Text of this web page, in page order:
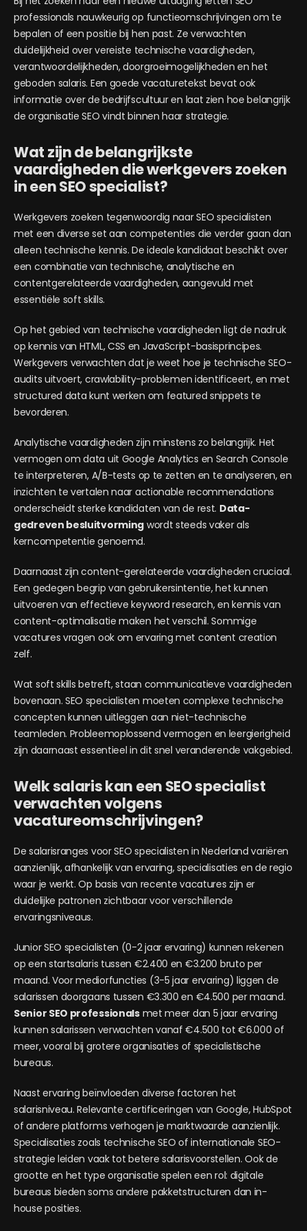
professionals nauwkeurig op functieomschrijvingen om te
bepalen of een positie bij hen past. Ze verwachten
duidelijkheid over vereiste technische vaardigheden,
verantwoordelijkheden, doorgroeimogelijkheden en het
geboden salaris. Een goede vacaturetekst bevat ook
informatie over de bedrijfscultuur en laat zien hoe belangrijk
de organisatie SEO vindt binnen haar strategie.
Wat zijn de belangrijkste
vaardigheden die werkgevers zoeken
in een SEO specialist?
Werkgevers zoeken tegenwoordig naar SEO specialisten
met een diverse set aan competenties die verder gaan dan
alleen technische kennis. De ideale kandidaat beschikt over
een combinatie van technische, analytische en
contentgerelateerde vaardigheden, aangevuld met
essentiële soft skills.
Op het gebied van technische vaardigheden ligt de nadruk
op kennis van HTML, CSS en JavaScript-basisprincipes.
Werkgevers verwachten dat je weet hoe je technische SEO-
audits uitvoert, crawlability-problemen identificeert, en met
structured data kunt werken om featured snippets te
bevorderen.
Analytische vaardigheden zijn minstens zo belangrijk. Het
vermogen om data uit Google Analytics en Search Console
te interpreteren, A/B-tests op te zetten en te analyseren, en
inzichten te vertalen naar actionable recommendations
onderscheidt sterke kandidaten van de rest. Data-
gedreven besluitvorming wordt steeds vaker als
kerncompetentie genoemd.
Daarnaast zijn content-gerelateerde vaardigheden cruciaal.
Een gedegen begrip van gebruikersintentie, het kunnen
uitvoeren van effectieve keyword research, en kennis van
content-optimalisatie maken het verschil. Sommige
vacatures vragen ook om ervaring met content creation
zelf.
Wat soft skills betreft, staan communicatieve vaardigheden
bovenaan. SEO specialisten moeten complexe technische
concepten kunnen uitleggen aan niet-technische
teamleden. Probleemoplossend vermogen en leergierigheid
zijn daarnaast essentieel in dit snel veranderende vakgebied.
Welk salaris kan een SEO specialist
verwachten volgens
vacatureomschrijvingen?
De salarisranges voor SEO specialisten in Nederland variëren
aanzienlijk, afhankelijk van ervaring, specialisaties en de regio
waar je werkt. Op basis van recente vacatures zijn er
duidelijke patronen zichtbaar voor verschillende
ervaringsniveaus.
Junior SEO specialisten (0-2 jaar ervaring) kunnen rekenen
op een startsalaris tussen €2.400 en €3.200 bruto per
maand. Voor mediorfuncties (3-5 jaar ervaring) liggen de
salarissen doorgaans tussen €3.300 en €4.500 per maand.
Senior SEO professionalsmet meer dan 5 jaar ervaring
kunnen salarissen verwachten vanaf €4.500 tot €6.000 of
meer, vooral bij grotere organisaties of specialistische
bureaus.
Naast ervaring beïnvloeden diverse factoren het
salarisniveau. Relevante certificeringen van Google, HubSpot
of andere platforms verhogen je marktwaarde aanzienlijk.
Specialisaties zoals technische SEO of internationale SEO-
strategie leiden vaak tot betere salarisvoorstellen. Ook de
grootte en het type organisatie spelen een rol: digitale
bureaus bieden soms andere pakketstructuren dan in-
house posities.